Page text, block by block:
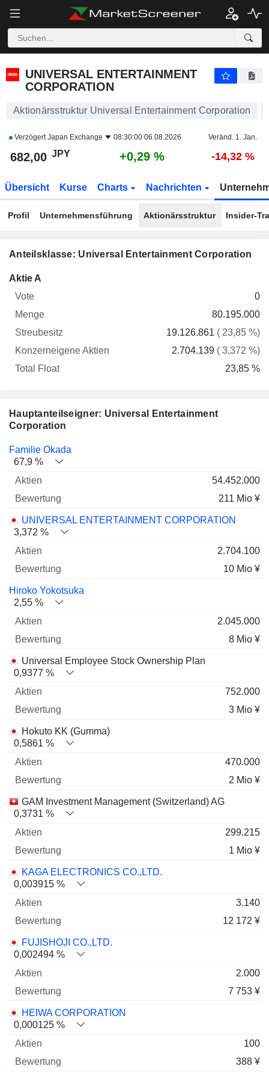
UNIVERSAL ENTERTAINMENT
CORPORATION
Aktionärsstruktur Universal Entertainment Corporation
VerzögertJapan Exchange 08:30:00 06.08.2026 Veränd. 1. Jan.
682,00 JPY +0,29 % -14,32 %
Übersicht Kurse Charts Nachrichten
Profil Unternehmensführung Aktionärsstruktur Insider-
Anteilsklasse: Universal Entertainment Corporation
Aktie A
0
80.195.000
19.126.861 ( 23,85 %)
2.704.139 ( 3,372 %)
23,85 %
Hauptanteilseigner: Universal Entertainment
Corporation
Name Aktien
Familie Okada
67,9 %
54.452.000
211 Mio ¥
UNIVERSAL ENTERTAINMENT CORPORATION
3,372 %
2.704.100
10 Mio ¥
Hiroko Yokotsuka
2,55 %
2.045.000
8 Mio ¥
Universal Employee Stock Ownership Plan
0,9377 %
752.000
3 Mio ¥
Hokuto KK (Gumma)
0,5861 %
470.000
2 Mio ¥
GAM Investment Management (Switzerland) AG
0,3731 %
299.215
1 Mio ¥
KAGA ELECTRONICS CO.,LTD.
0,003915 %
3.140
12 172 ¥
FUJISHOJI CO.,LTD.
0,002494 %
2.000
7 753 ¥
HEIWA CORPORATION
0,000125 %
100
388 ¥